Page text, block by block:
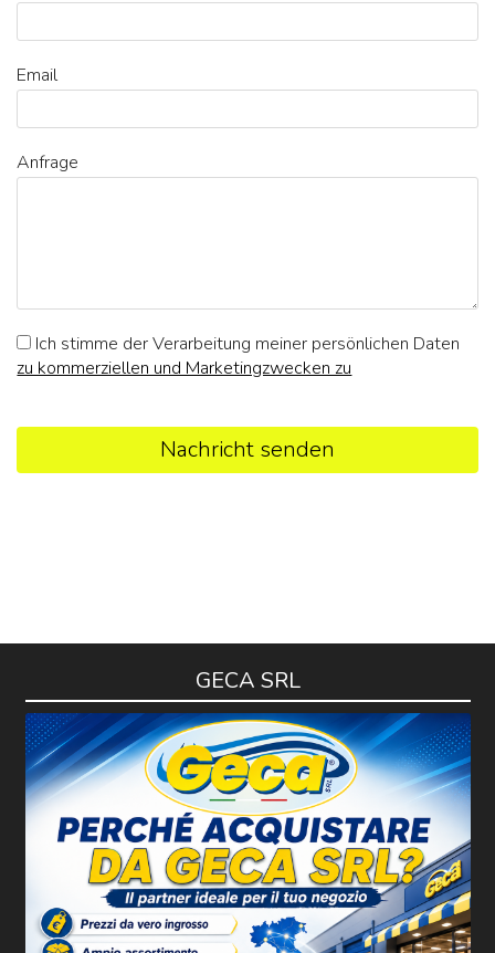
Email
Anfrage
Ich stimme der Verarbeitung meiner persönlichen Daten
zu kommerziellen und Marketingzwecken zu
Nachricht senden
GECA SRL